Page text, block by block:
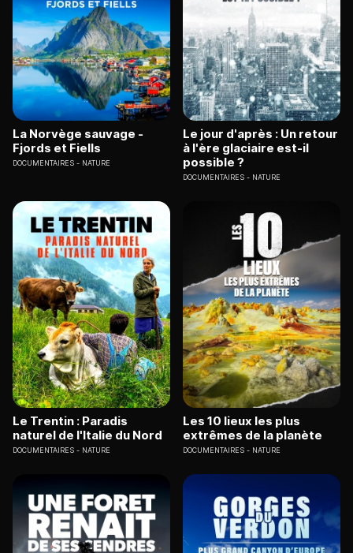
La Norvège sauvage -
Fjords et Fiells
DOCUMENTAIRES NATURE
Le jour d'après : Un retour
à l'ère glaciaire est-il
possible ?
DOCUMENTAIRES NATURE
Le Trentin : Paradis
naturel de l'Italie du Nord
DOCUMENTAIRES NATURE
Les 10 lieux les plus
extrêmes de la planète
DOCUMENTAIRES NATURE